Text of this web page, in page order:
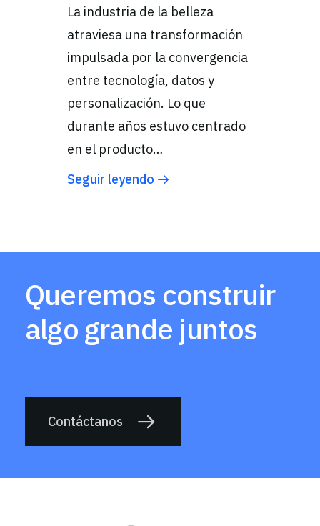
La industria de la belleza
atraviesa una transformación
impulsada por la convergencia
entre tecnología, datos y
personalización. Lo que
durante años estuvo centrado
en el producto…
Seguir leyendo
Queremos construir
algo grande juntos
Contáctanos